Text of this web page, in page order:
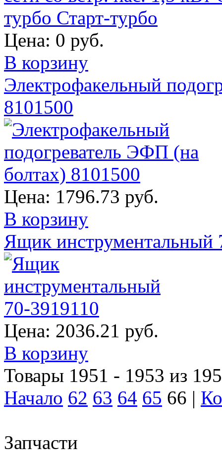
Цена: 0 руб.
В корзину
Электрофакельный
8101500
Цена: 1796.73 руб.
В корзину
Ящик инструментальный
Цена: 2036.21 руб.
В корзину
Товары 1951 - 1953 из
Начало 62 63 64 65 66 |
Запчасти